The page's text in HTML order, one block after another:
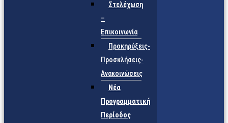
Στελέχωση
–
Επικοινωνία
Προκηρύξεις-
Προσκλήσεις-
Ανακοινώσεις
Νέα
Προγραμματική
Περίοδος